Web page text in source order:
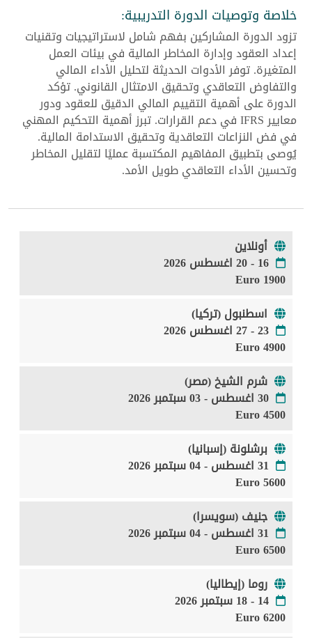
خلاصة وتوصيات الدورة التدريبية:
تزود الدورة المشاركين بفهم شامل لاستراتيجيات وتقنيات
إعداد العقود وإدارة المخاطر المالية في بيئات العمل
المتغيرة. توفر الأدوات الحديثة لتحليل الأداء المالي
والتفاوض التعاقدي وتحقيق الامتثال القانوني. تؤكد
الدورة على أهمية التقييم المالي الدقيق للعقود ودور
معايير IFRS في دعم القرارات. تبرز أهمية التحكيم المهني
في فض النزاعات التعاقدية وتحقيق الاستدامة المالية.
يُوصى بتطبيق المفاهيم المكتسبة عمليًا لتقليل المخاطر
وتحسين الأداء التعاقدي طويل الأمد.
أونلاين
16 - 20 اغسطس 2026
1900 Euro
اسطنبول (تركيا)
23 - 27 اغسطس 2026
4900 Euro
شرم الشيخ (مصر)
30 اغسطس - 03 سبتمبر 2026
4500 Euro
برشلونة (إسبانيا)
31 اغسطس - 04 سبتمبر 2026
5600 Euro
جنيف (سويسرا)
31 اغسطس - 04 سبتمبر 2026
6500 Euro
روما (إيطاليا)
14 - 18 سبتمبر 2026
6200 Euro